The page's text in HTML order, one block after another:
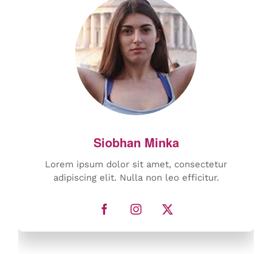
Lorem ipsum dolor sit amet, consectetur
adipiscing elit. Nulla non leo efficitur.